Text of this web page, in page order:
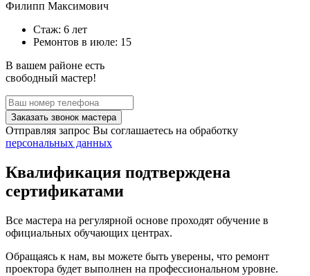
Филипп Максимович
Стаж: 6 лет
Ремонтов в июле: 15
В вашем районе есть
свободный мастер!
Заказать звонок мастера
Отправляя запрос Вы соглашаетесь на обработку
персональных данных
Квалификация подтверждена
сертификатами
Все мастера на регулярной основе проходят обучение в
официальных обучающих центрах.
Обращаясь к нам, вы можете быть уверены, что ремонт
проектора будет выполнен на профессиональном уровне.